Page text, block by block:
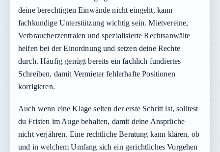
deine berechtigten Einwände nicht eingeht, kann
fachkundige Unterstützung wichtig sein. Mietvereine,
Verbraucherzentralen und spezialisierte Rechtsanwälte
helfen bei der Einordnung und setzen deine Rechte
durch. Häufig genügt bereits ein fachlich fundiertes
Schreiben, damit Vermieter fehlerhafte Positionen
korrigieren.
Auch wenn eine Klage selten der erste Schritt ist, solltest
du Fristen im Auge behalten, damit deine Ansprüche
nicht verjähren. Eine rechtliche Beratung kann klären, ob
und in welchem Umfang sich ein gerichtliches Vorgehen